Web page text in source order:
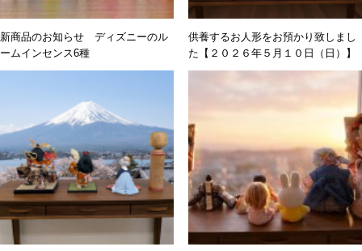
新商品のお知らせ ディズニーのル
ームインセンス6種
供養するお人形をお預かり致しまし
た【２０２６年５月１０日（日）】